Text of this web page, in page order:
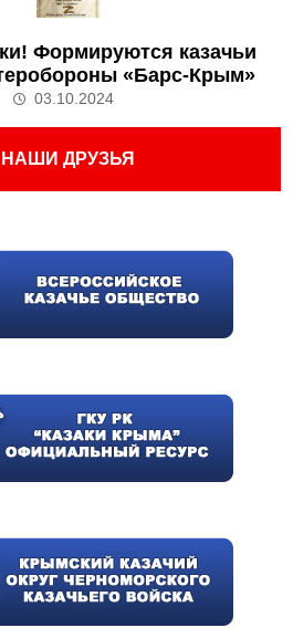
Формируются казачьи
«Барс-Крым»
03.10.2024
НАШИ ДРУЗЬЯ